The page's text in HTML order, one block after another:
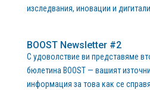
изследвания, иновации и
BOOST Newsletter #2
С удоволствие ви представяме
бюлетина BOOST — вашият
информация за това как се